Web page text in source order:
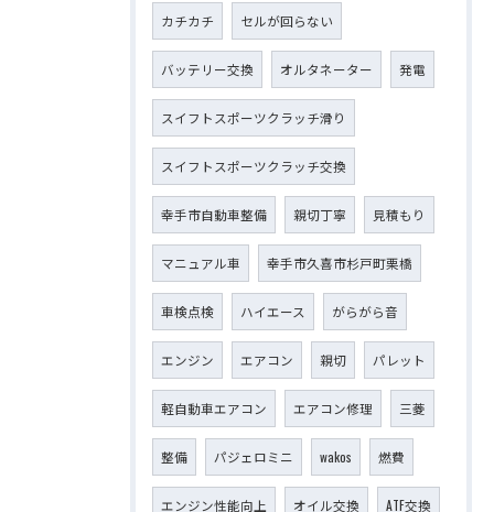
カチカチ セルが回らない
バッテリー交換 オルタネーター 発電
スイフトスポーツクラッチ滑り
スイフトスポーツクラッチ交換
幸手市自動車整備 親切丁寧 見積もり
マニュアル車 幸手市久喜市杉戸町栗橋
車検点検 ハイエース がらがら音
エンジン エアコン 親切 パレット
軽自動車エアコン エアコン修理 三菱
整備 パジェロミニ wakos 燃費
エンジン性能向上 オイル交換 ATF交換